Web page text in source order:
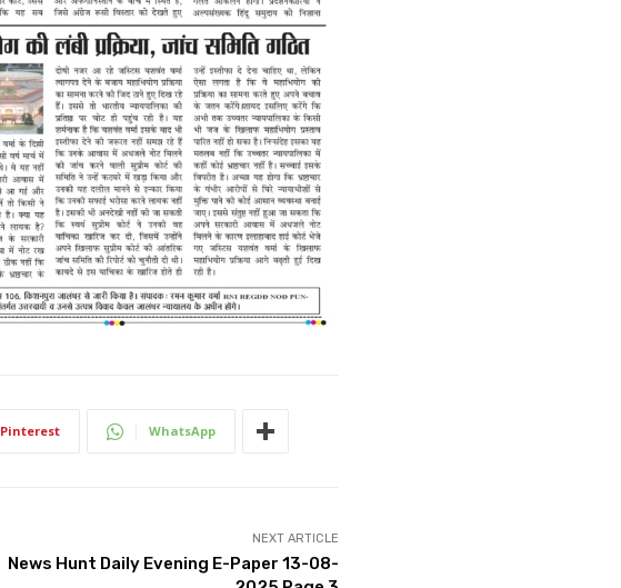
Pinterest WhatsApp
NEXT ARTICLE
News Hunt Daily Evening E-Paper 13-08-